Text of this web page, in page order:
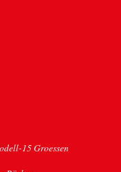
15 Groessen